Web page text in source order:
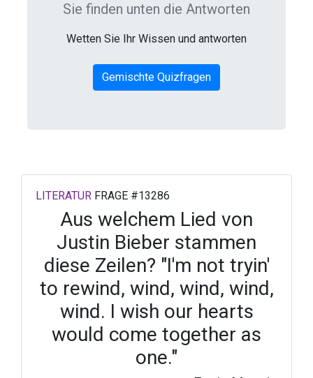
Sie finden unten die Antworten
Wetten Sie Ihr Wissen und antworten
Gemischte Quizfragen
LITERATUR FRAGE #13286
Aus welchem Lied von
Justin Bieber stammen
diese Zeilen? "I'm not tryin'
to rewind, wind, wind, wind,
wind. I wish our hearts
would come together as
one."